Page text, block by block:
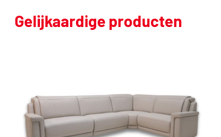
Gelijkaardige producten